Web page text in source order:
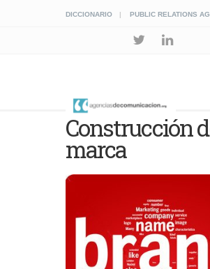
DICCIONARIO PUBLIC RELATIONS
Construcción
marca